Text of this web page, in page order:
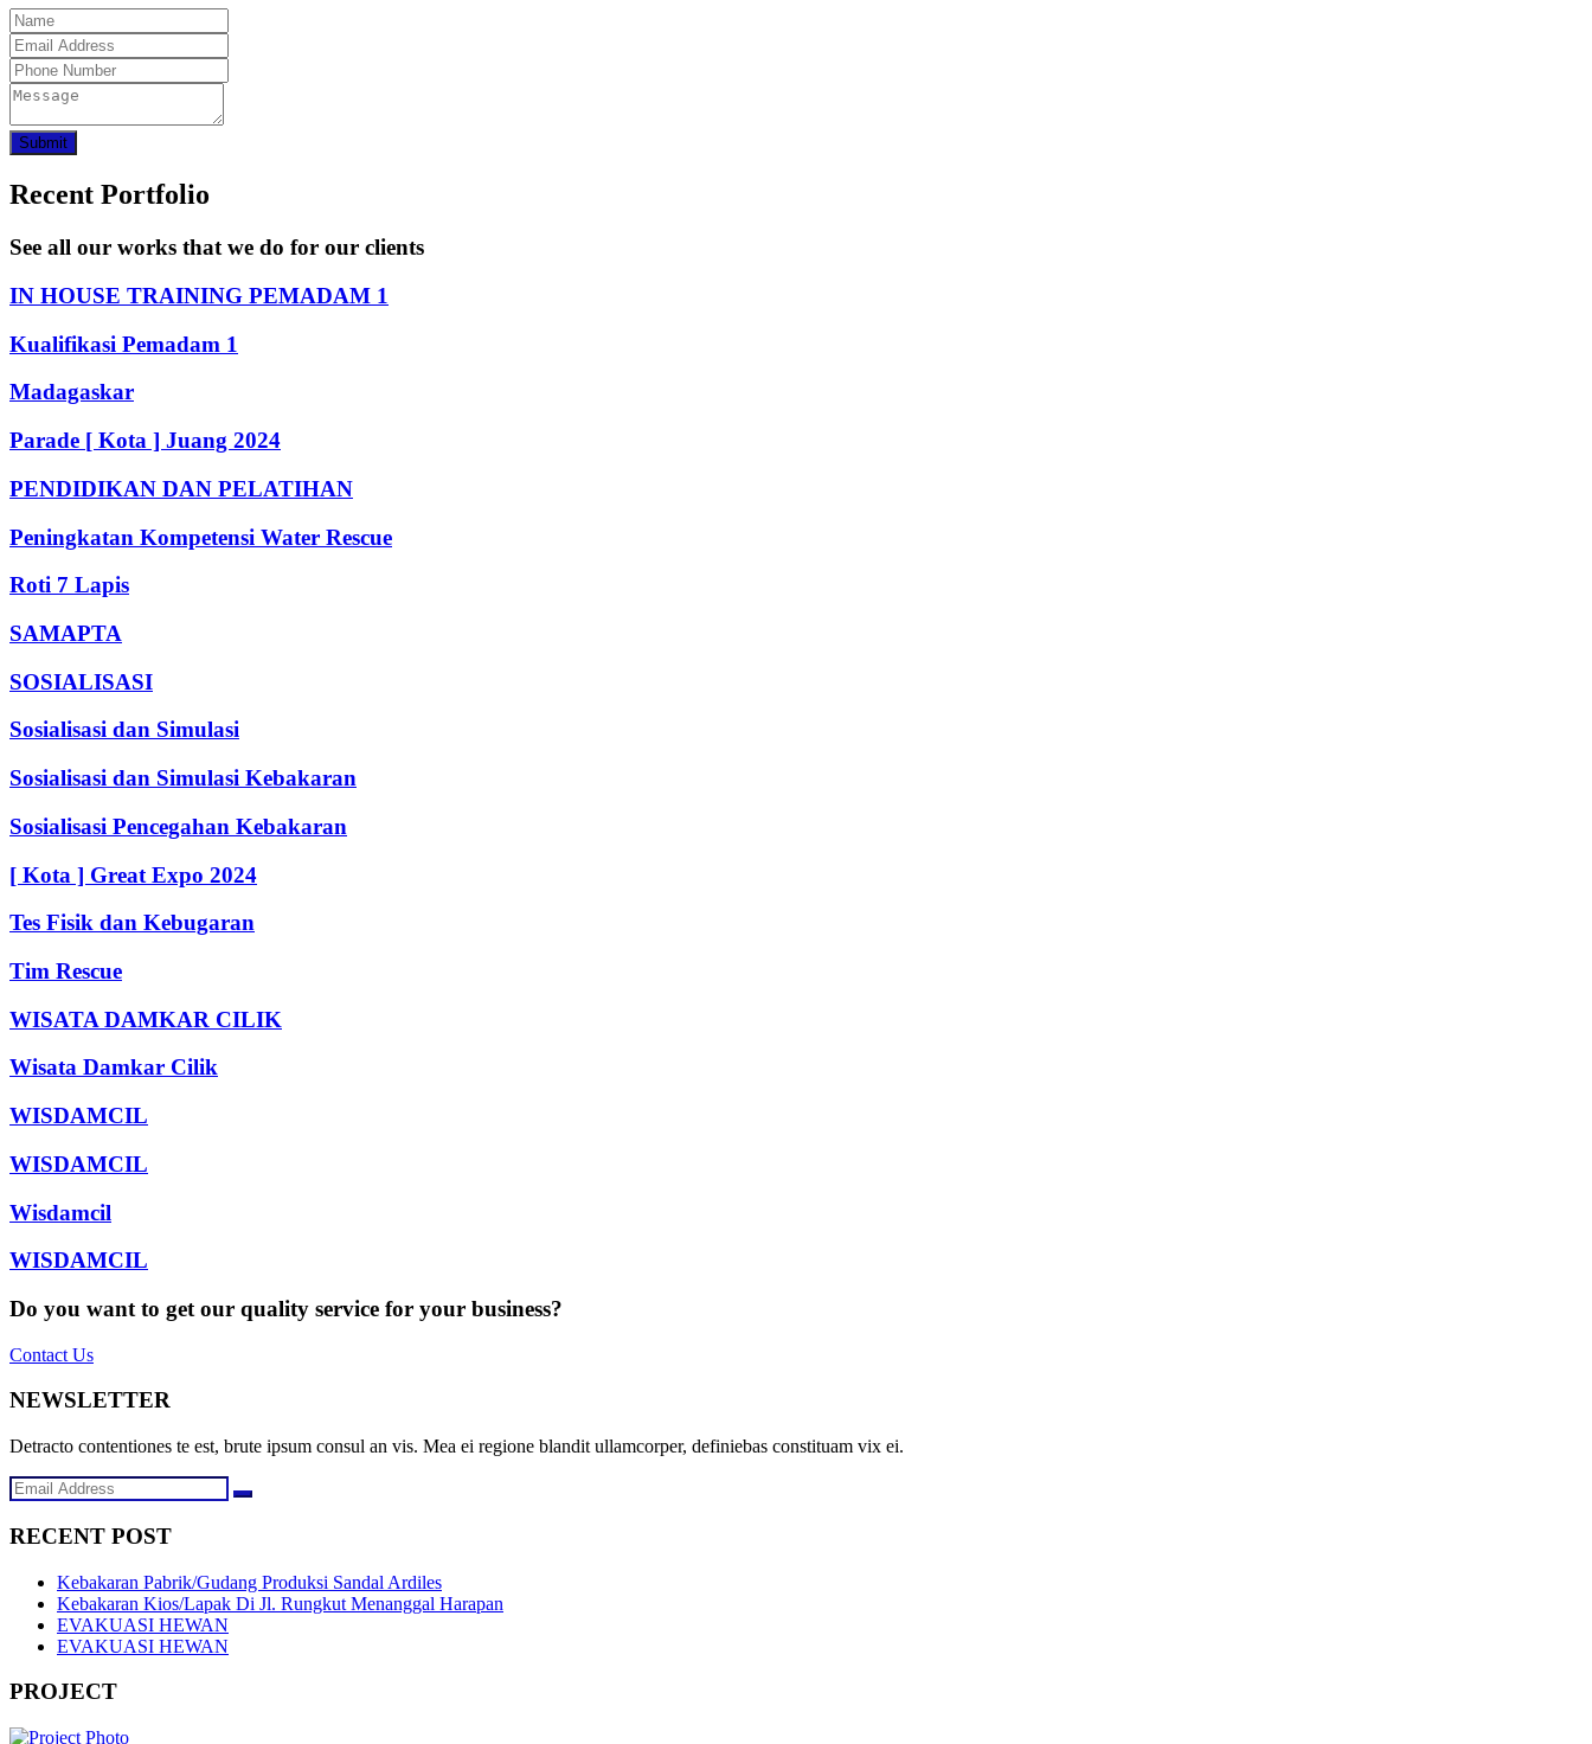
Submit
Recent Portfolio
See all our works that we do for our clients
IN HOUSE TRAINING PEMADAM 1
Kualifikasi Pemadam 1
Madagaskar
Parade [ Kota ] Juang 2024
PENDIDIKAN DAN PELATIHAN
Peningkatan Kompetensi Water Rescue
Roti 7 Lapis
SAMAPTA
SOSIALISASI
Sosialisasi dan Simulasi
Sosialisasi dan Simulasi Kebakaran
Sosialisasi Pencegahan Kebakaran
[ Kota ] Great Expo 2024
Tes Fisik dan Kebugaran
Tim Rescue
WISATA DAMKAR CILIK
Wisata Damkar Cilik
WISDAMCIL
WISDAMCIL
Wisdamcil
WISDAMCIL
Do you want to get our quality service for your business?
Contact Us
NEWSLETTER
Detracto contentiones te est, brute ipsum consul an vis. Mea ei regione blandit ullamcorper, definiebas constituam vix ei.
RECENT POST
Kebakaran Pabrik/Gudang Produksi Sandal Ardiles
Kebakaran Kios/Lapak Di Jl. Rungkut Menanggal Harapan
EVAKUASI HEWAN
EVAKUASI HEWAN
PROJECT